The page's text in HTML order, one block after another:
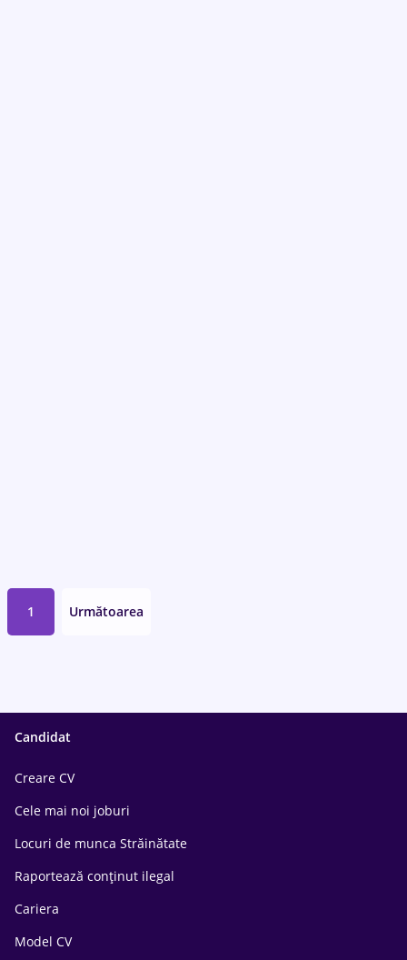
1 Următoarea
Candidat
Creare CV
Cele mai noi joburi
Locuri de munca Străinătate
Raportează conținut ilegal
Cariera
Model CV